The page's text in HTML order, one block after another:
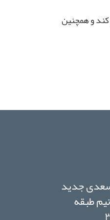
و همچنین
سعدی جدید
نیم طبقه